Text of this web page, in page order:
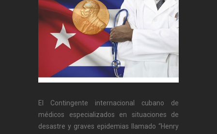
El Contingente internacional cubano de
médicos especializados en situaciones de
desastre y graves epidemias llamado “Henry